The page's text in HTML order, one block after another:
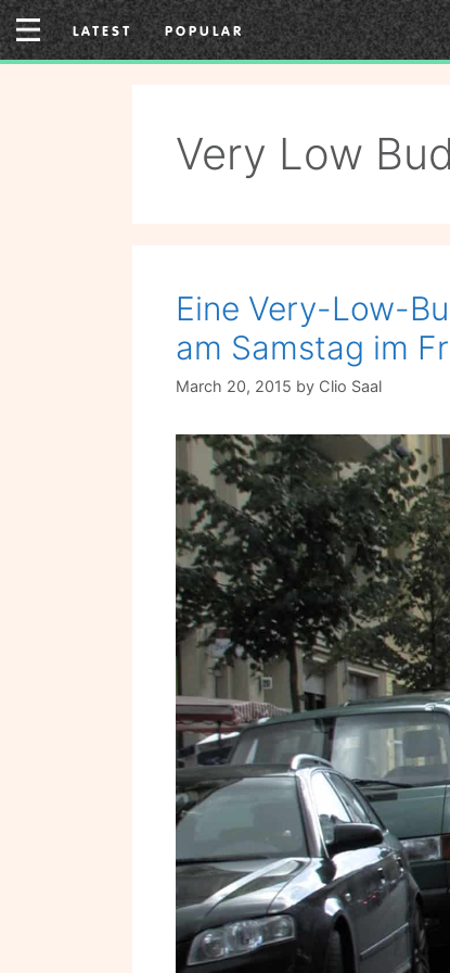
Skip
to
content
LATEST POPULAR
Very Low
Eine Very-Low-
am Samstag im
March 20, 2015 by Clio Saal